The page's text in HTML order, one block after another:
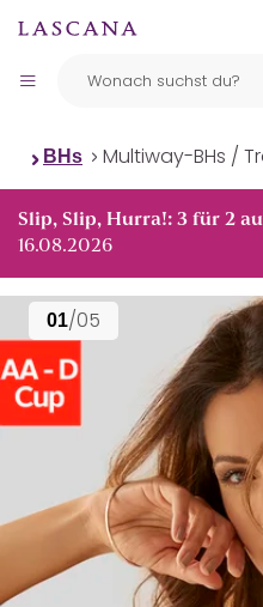
BHs Multiway-BHs /
Slip, Slip, Hurra!: 3 für 2
16.08.2026
01/05